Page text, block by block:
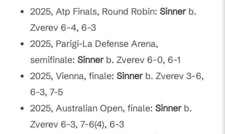
2025, Atp Finals, Round Robin: Sinnerb.
Zverev 6-4, 6-3
2025, Parigi-La Defense Arena,
semifinale: Sinnerb. Zverev 6-0, 6-1
2025, Vienna, finale: Sinnerb. Zverev 3-6,
6-3, 7-5
2025, Australian Open, finale: Sinnerb.
Zverev 6-3, 7-6(4), 6-3